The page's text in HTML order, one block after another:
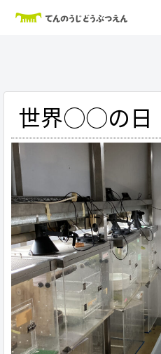
世界○○の日